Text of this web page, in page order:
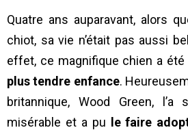
Quatre ans auparavant, alors
chiot, sa vie n’était pas aussi
effet, ce magnifique chien a été
plus tendre enfance.
britannique, Wood Green,
misérable et a pu le faire